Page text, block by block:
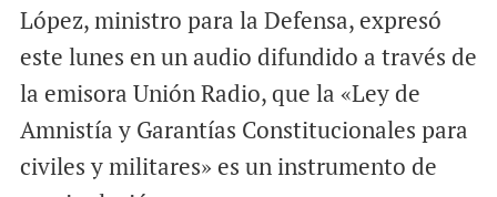
López, ministro para la Defensa, expresó
este lunes en un audio difundido a través de
la emisora Unión Radio, que la «Ley de
Amnistía y Garantías Constitucionales para
civiles y militares» es un instrumento de